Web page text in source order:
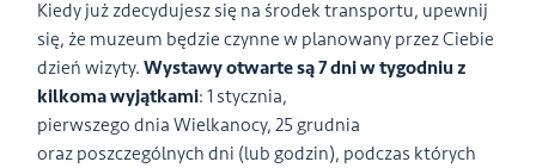
Kiedy już zdecydujesz się na środek transportu, upewnij
się, że muzeum będzie czynne w planowany przez Ciebie
dzień wizyty.Wystawy otwarte są 7 dni w tygodniu z
kilkoma wyjątkami: 1 stycznia,
pierwszego dnia Wielkanocy, 25 grudnia
oraz poszczególnych dni (lub godzin), podczas których